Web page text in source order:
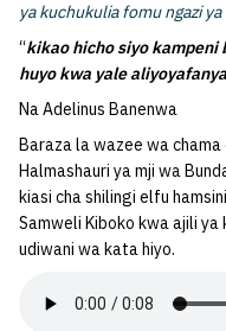
ya kuchukulia fomu ngazi ya
“kikao hicho siyo kampeni
huyo kwa yale
Na Adelinus Banenwa
Baraza la wazee wa
Halmashauri ya mji wa
kiasi cha shilingi elfu
Samweli Kiboko kwa ajili ya
udiwani wa kata hiyo.